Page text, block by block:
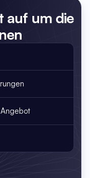
auf um die